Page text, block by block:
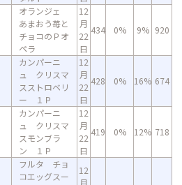
オランジェ
あまおう苺と
チョコのＰオ
ペラ
12
月
22
日
434 0% 9% 920
カンパーニ
ュ クリスマ
スストロベリ
ー １Ｐ
12
月
22
日
428 0% 16% 674
カンパーニ
ュ クリスマ
スモンブラ
ン １Ｐ
12
月
22
日
419 0% 12% 718
フルタ チョ
コエッグスー
12
月